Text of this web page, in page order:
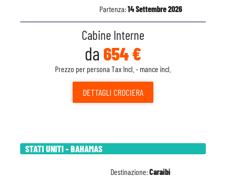
Partenza:14 Settembre 2026
Cabine Interne
da 654 €
Prezzo per persona Tax Incl. - mance incl.
DETTAGLI CROCIERA
STATI UNITI - BAHAMAS
Destinazione:Caraibi